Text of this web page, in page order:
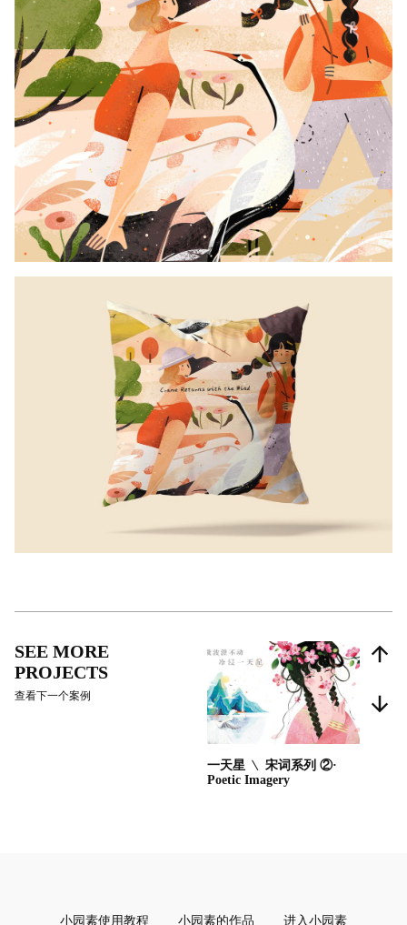
SEE MORE
PROJECTS
查看下一个案例
一天星 ﹨ 宋词系列 ②·
Poetic Imagery
小园素使用教程 小园素的作品 进入小园素